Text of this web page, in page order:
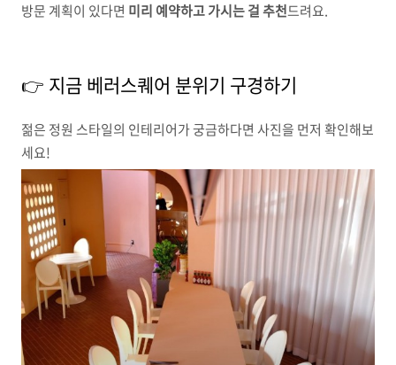
방문 계획이 있다면 미리 예약하고 가시는 걸 추천드려요.
👉 지금 베러스퀘어 분위기 구경하기
젊은 정원 스타일의 인테리어가 궁금하다면 사진을 먼저 확인해보
세요!